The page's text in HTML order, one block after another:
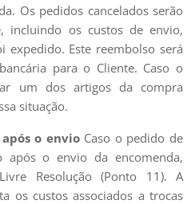
Os pedidos cancelados serão
incluindo os custos de envio,
Este reembolso será
para o Cliente. Caso o
um dos artigos da compra
situação.
o envioCaso o pedido de
após o envio da encomenda,
Resolução (Ponto 11). A
os custos associados a trocas